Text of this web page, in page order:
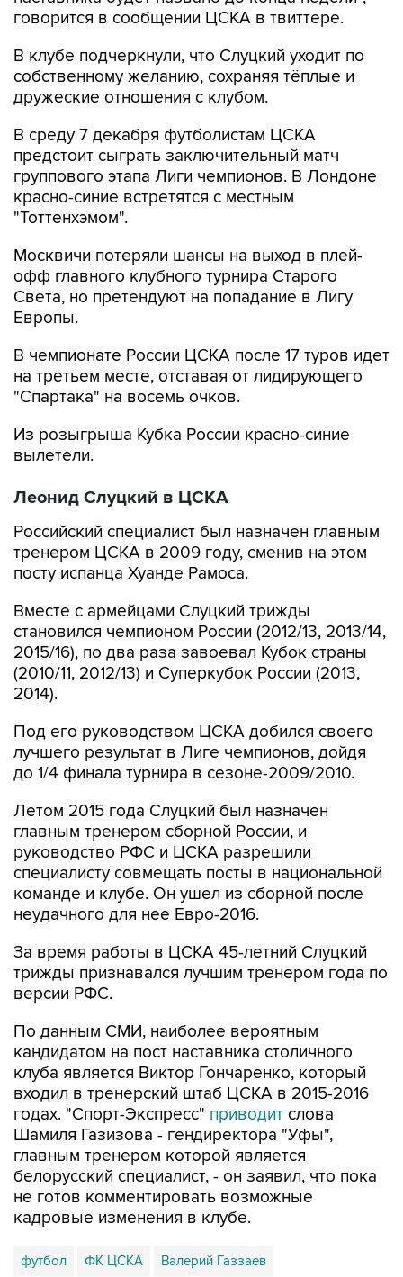
говорится в сообщении ЦСКА в твиттере.
В клубе подчеркнули, что Слуцкий уходит по
собственному желанию, сохраняя тёплые и
дружеские отношения с клубом.
В среду 7 декабря футболистам ЦСКА
предстоит сыграть заключительный матч
группового этапа Лиги чемпионов. В Лондоне
красно-синие встретятся с местным
"Тоттенхэмом".
Москвичи потеряли шансы на выход в плей-
офф главного клубного турнира Старого
Света, но претендуют на попадание в Лигу
Европы.
В чемпионате России ЦСКА после 17 туров идет
на третьем месте, отставая от лидирующего
"Спартака" на восемь очков.
Из розыгрыша Кубка России красно-синие
вылетели.
Леонид Слуцкий в ЦСКА
Российский специалист был назначен главным
тренером ЦСКА в 2009 году, сменив на этом
посту испанца Хуанде Рамоса.
Вместе с армейцами Слуцкий трижды
становился чемпионом России (2012/13, 2013/14,
2015/16), по два раза завоевал Кубок страны
(2010/11, 2012/13) и Суперкубок России (2013,
2014).
Под его руководством ЦСКА добился своего
лучшего результат в Лиге чемпионов, дойдя
до 1/4 финала турнира в сезоне-2009/2010.
Летом 2015 года Слуцкий был назначен
главным тренером сборной России, и
руководство РФС и ЦСКА разрешили
специалисту совмещать посты в национальной
команде и клубе. Он ушел из сборной после
неудачного для нее Евро-2016.
За время работы в ЦСКА 45-летний Слуцкий
трижды признавался лучшим тренером года по
версии РФС.
По данным СМИ, наиболее вероятным
кандидатом на пост наставника столичного
клуба является Виктор Гончаренко, который
входил в тренерский штаб ЦСКА в 2015-2016
годах. "Спорт-Экспресс" приводит слова
Шамиля Газизова - гендиректора "Уфы",
главным тренером которой является
белорусский специалист, - он заявил, что пока
не готов комментировать возможные
кадровые изменения в клубе.
футбол ФК ЦСКА Валерий Газзаев